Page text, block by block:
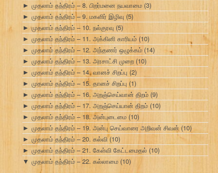
► முதலாம் தந்திரம் – 8. பிறர்மனை நயவாமை (3)
► முதலாம் தந்திரம் – 9. மகளிர் இழிவு (5)
► முதலாம் தந்திரம் – 10. நல்குரவு (5)
► முதலாம் தந்திரம் – 11. அக்கினி காரியம் (10)
► முதலாம் தந்திரம் – 12. அந்தணர் ஒழுக்கம் (14)
► முதலாம் தந்திரம் – 13. அரசாட்சி முறை (10)
► முதலாம் தந்திரம் – 14. வானச் சிறப்பு (2)
► முதலாம் தந்திரம் – 15. தானச் சிறப்பு (1)
► முதலாம் தந்திரம் – 16. அறஞ்செய்வான் திறம் (9)
► முதலாம் தந்திரம் – 17. அறஞ்செய்யான் திறம் (10)
► முதலாம் தந்திரம் – 18. அன்புடைமை (10)
► முதலாம் தந்திரம் – 19. அன்பு செய்வாரை அறிவன் சிவன்(10)
► முதலாம் தந்திரம் – 20. கல்வி(10)
► முதலாம் தந்திரம் – 21. கேள்வி கேட்டமைதல் (10)
▼ முதலாம் தந்திரம் – 22. கல்லாமை (10)